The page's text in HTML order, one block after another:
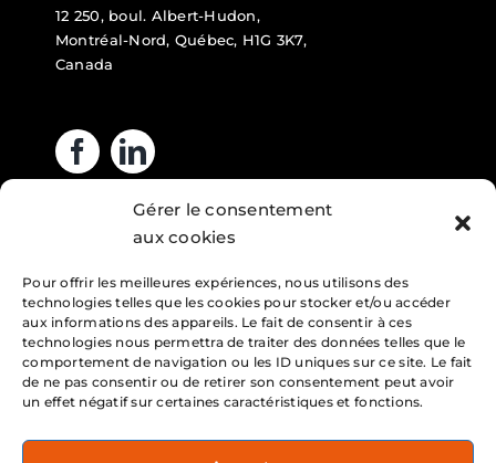
Gérer le consentement
aux cookies
Pour offrir les meilleures expériences, nous utilisons des
technologies telles que les cookies pour stocker et/ou accéder
aux informations des appareils. Le fait de consentir à ces
technologies nous permettra de traiter des données telles que le
comportement de navigation ou les ID uniques sur ce site. Le fait
de ne pas consentir ou de retirer son consentement peut avoir
un effet négatif sur certaines caractéristiques et fonctions.
12 250, boul. Albert-Hudon,
Montréal-Nord, Québec, H1G 3K7,
Canada
Heures d’ouverture
Lundi : 7h – 16h
Mardi : 7h – 16h
Mercredi : 7h – 16h
Jeudi : 7h – 16h